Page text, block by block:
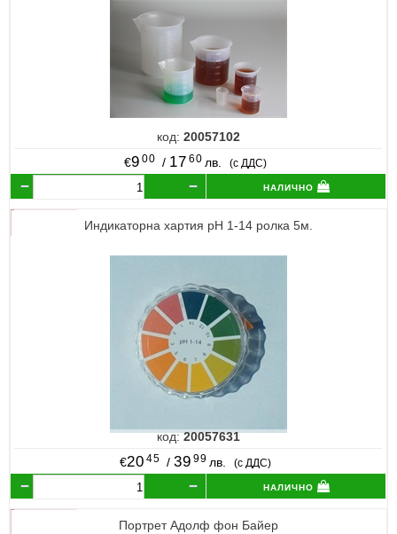
код: 20057102
€9 00 / 17 60 лв. (с ДДС)
налично
Индикаторна хартия pH 1-14 ролка 5м.
код:20057631
€20 45 / 39 99 лв. (с ДДС)
налично
Портрет Адолф фон Байер